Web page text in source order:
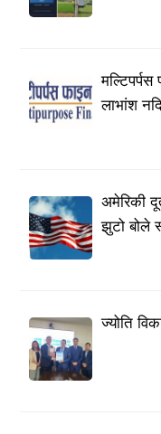
लाभांश
अमेरिकी
झुटो बोले
ज्योति